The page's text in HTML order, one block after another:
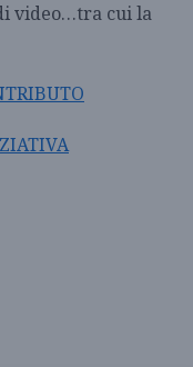
video…tra cui la